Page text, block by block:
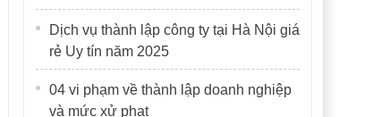
Dịch vụ thành lập công ty tại Hà Nội giá
rẻ Uy tín năm 2025
04 vi phạm về thành lập doanh nghiệp
và mức xử phạt